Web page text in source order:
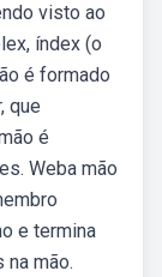
visto ao
índex (o
é formado
que
é
Weba mão
e termina
mão.